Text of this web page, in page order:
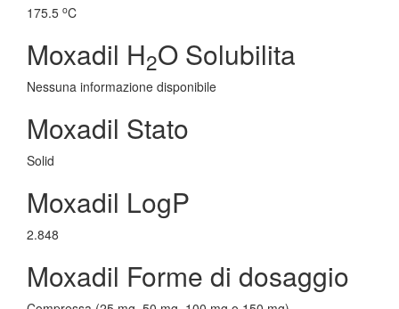
175.5 oC
Moxadil H2O Solubilita
Nessuna informazione disponibile
Moxadil Stato
Solid
Moxadil LogP
2.848
Moxadil Forme di dosaggio